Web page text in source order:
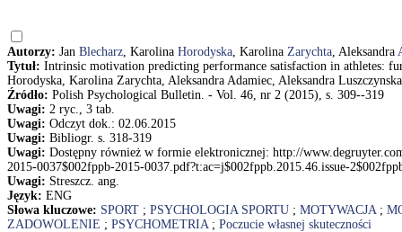
Autorzy: Jan Blecharz, Karolina Horodyska, Karolina Zarychta, Aleksandra
Tytuł: Intrinsic motivation predicting performance satisfaction in athletes:
Horodyska, Karolina Zarychta, Aleksandra Adamiec, Aleksandra Luszczynska
Źródło: Polish Psychological Bulletin. - Vol. 46, nr 2 (2015), s. 309--319
Uwagi: 2 ryc., 3 tab.
Uwagi: Odczyt dok.: 02.06.2015
Uwagi: Bibliogr. s. 318-319
Uwagi: Dostępny również w formie elektronicznej: http://
2015-0037$002fppb-2015-0037.pdf?t:ac=j$002fppb.2015.46.issue-
Uwagi: Streszcz. ang.
Język: ENG
Słowa kluczowe: SPORT ; PSYCHOLOGIA SPORTU ; MOTYWACJA;
ZADOWOLENIE ; PSYCHOMETRIA; Poczucie własnej skuteczności